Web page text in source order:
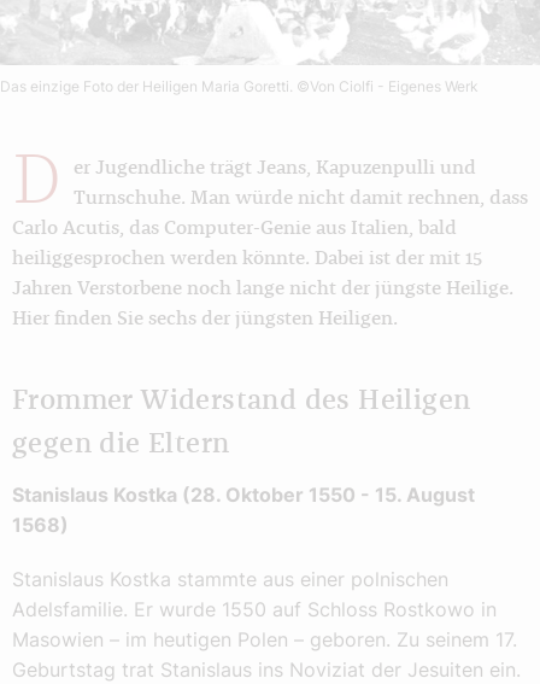
Das einzige Foto der Heiligen Maria Goretti. ©Von Ciolfi - Eigenes Werk
D
er Jugendliche trägt Jeans, Kapuzenpulli und
Turnschuhe. Man würde nicht damit rechnen, dass
Carlo Acutis, das Computer-Genie aus Italien, bald
heiliggesprochen werden könnte. Dabei ist der mit 15
Jahren Verstorbene noch lange nicht der jüngste Heilige.
Hier finden Sie sechs der jüngsten Heiligen.
Frommer Widerstand des Heiligen
gegen die Eltern
Stanislaus Kostka (28. Oktober 1550 - 15. August
1568)
Stanislaus Kostka stammte aus einer polnischen
Adelsfamilie. Er wurde 1550 auf Schloss Rostkowo in
Masowien – im heutigen Polen – geboren. Zu seinem 17.
Geburtstag trat Stanislaus ins Noviziat der Jesuiten ein.